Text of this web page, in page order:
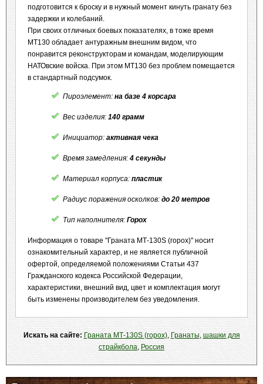
подготовится к броску и в нужный момент кинуть гранату без
задержки и колебаний.
При своих отличных боевых показателях, в тоже время
МТ130 обладает антуражным внешним видом, что
понравится реконструкторам и командам, моделирующим
НАТОвские войска. При этом МТ130 без проблем помещается
в стандартный подсумок.
Пироэлемент: на базе 4 корсара
Вес изделия: 140 грамм
Инициатор: активная чека
Время замедления: 4 секунды
Материал корпуса: пластик
Радиус поражения осколков: до 20 метров
Тип наполнителя: Горох
Информация о товаре "Граната МТ-130S (горох)" носит
ознакомительный характер, и не является публичной
офертой, определяемой положениями Статьи 437
Гражданского кодекса Российской Федерации,
характеристики, внешний вид, цвет и комплектация могут
быть изменены производителем без уведомления.
Искать на сайте: Граната МТ-130S (горох), Гранаты, шашки для
страйкбола, Россия